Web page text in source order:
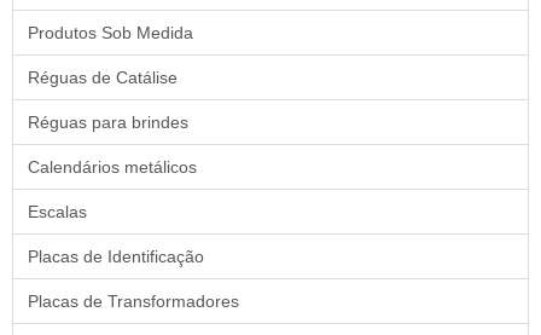
Produtos Sob Medida
Réguas de Catálise
Réguas para brindes
Calendários metálicos
Escalas
Placas de Identificação
Placas de Transformadores